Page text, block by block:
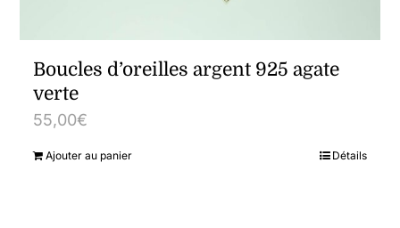
Boucles d’oreilles argent 925 agate
verte
55,00€
Ajouter au panier Détails